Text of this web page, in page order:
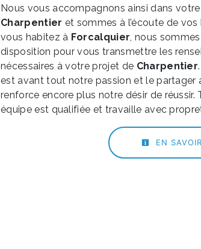
Nous vous accompagnons ainsi dans
Charpentier et sommes à l’écoute de vos
vous habitez à Forcalquier, nous
disposition pour vous transmettre les
nécessaires à votre projet de Charpentier
est avant tout notre passion et le partager
renforce encore plus notre désir de réussir.
équipe est qualifiée et travaille avec
EN